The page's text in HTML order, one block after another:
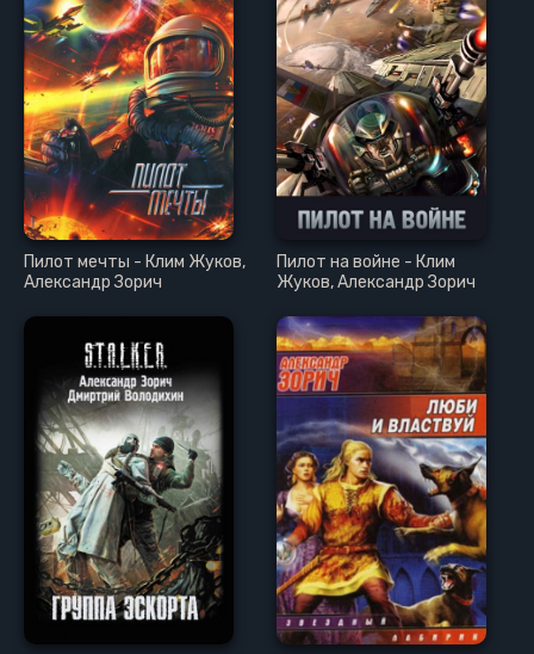
Пилот мечты - Клим Жуков,
Александр Зорич
Пилот на войне - Клим
Жуков, Александр Зорич